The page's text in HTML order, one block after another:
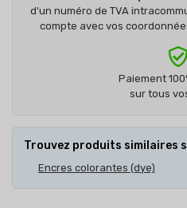
d'un numéro de TVA
compte avec vos
Paiement
sur tous
Trouvez produits similaires
Encres colorantes (dye)